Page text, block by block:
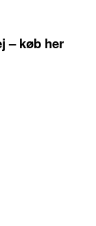
– køb her